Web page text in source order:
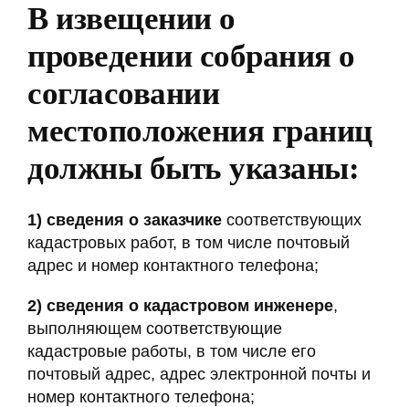
В извещении о
проведении собрания о
согласовании
местоположения границ
должны быть указаны:
1) сведения о заказчике соответствующих
кадастровых работ, в том числе почтовый
адрес и номер контактного телефона;
2) сведения о кадастровом инженере,
выполняющем соответствующие
кадастровые работы, в том числе его
почтовый адрес, адрес электронной почты и
номер контактного телефона;